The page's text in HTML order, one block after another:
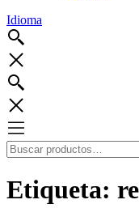
Idioma
Buscar
por:
Etiqueta: